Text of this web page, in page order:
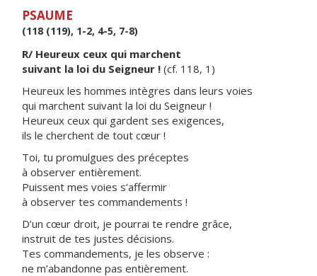
PSAUME
(118 (119), 1-2, 4-5, 7-8)
R/ Heureux ceux qui marchent
suivant la loi du Seigneur ! (cf. 118, 1)
Heureux les hommes intègres dans leurs voies
qui marchent suivant la loi du Seigneur !
Heureux ceux qui gardent ses exigences,
ils le cherchent de tout cœur !
Toi, tu promulgues des préceptes
à observer entièrement.
Puissent mes voies s’affermir
à observer tes commandements !
D’un cœur droit, je pourrai te rendre grâce,
instruit de tes justes décisions.
Tes commandements, je les observe :
ne m’abandonne pas entièrement.